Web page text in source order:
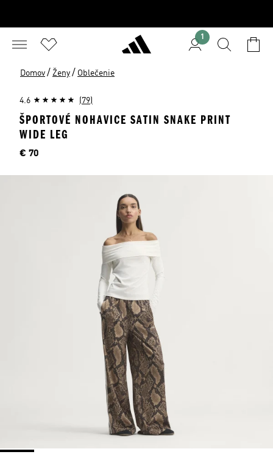
1
Domov / Ženy / Oblečenie
4.6 (79)
ŠPORTOVÉ NOHAVICE SATIN SNAKE PRINT
WIDE LEG
Cena
€ 70